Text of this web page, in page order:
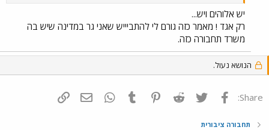
יש אלוהים ויש...
רק אגד ! מאמר כזה גורם לי להתביייש שאני גר במדינה שיש בה
משרד תחבורה כזה.
הנושא נעול.
Share: פייסבוק Twitter
Reddit
Pinterest
Tumblr
WhatsAppדואר אלקטרוני
תחבורה ציבורית